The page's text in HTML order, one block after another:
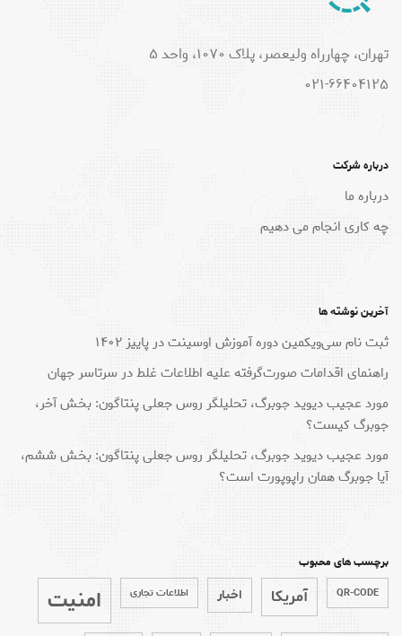
تهران، چهارراه ولیعصر، پلاک 1070، واحد 5
021-66404125
درباره شرکت
درباره ما
چه کاری انجام می دهیم
آخرین نوشته ها
ثبت نام سی‌ویکمین دوره آموزش اوسینت در پاییز ۱۴۰۲
راهنمای اقدامات صورت‌گرفته علیه اطلاعات غلط در سرتاسر جهان
مورد عجیب دیوید جوبرگ، تحلیلگر روس جعلی پنتاگون: بخش آخر،
جوبرگ کیست؟
مورد عجیب دیوید جوبرگ، تحلیلگر روس جعلی پنتاگون: بخش ششم،
آیا جوبرگ همان راپوپورت است؟
برچسب های محبوب
QR-CODE آمریکا اخبار اطلاعات تجاری امنیت